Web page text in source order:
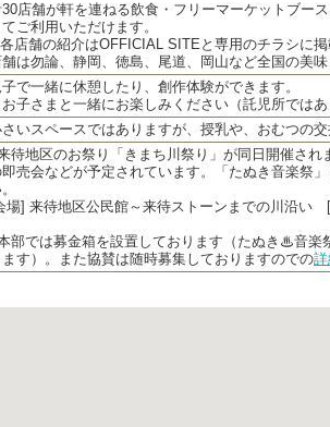
店舗が軒を連ねる飲食・フリーマーケットブー
てご利用いただけます。
店舗の紹介はOFFICIAL SITEと専用のチラシに
舗は勿論、静岡、徳島、尾道、岡山など全国の美味
で一緒に休憩したり、創作体験ができます。
子さまと一緒にお楽しみください（託児所ではあ
いスペースではありますが、授乳や、おむつの交
待地区のお祭り「きまち川祭り」が同日開催され
売会などが予定されています。「たぬき音楽祭
場] 来待地区公民館～来待ストーンまでの川沿い
部では募金箱を設置しております（たぬき♨音楽
ます）。また協賛は随時募集しておりますのでの詳